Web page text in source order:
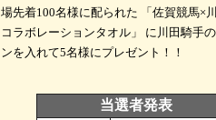
場先着100名様に配られた 「佐賀競馬×
コラボレーションタオル」 に川田騎手
ンを入れて5名様にプレゼント！！
当選者発表